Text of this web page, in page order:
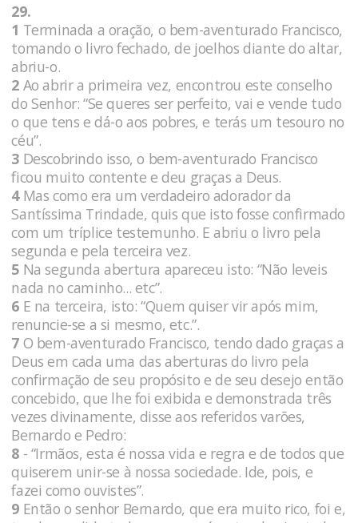
29.
1 Terminada a oração, o bem-aventurado Francisco,
tomando o livro fechado, de joelhos diante do altar,
abriu-o.
2 Ao abrir a primeira vez, encontrou este conselho
do Senhor: “Se queres ser perfeito, vai e vende tudo
o que tens e dá-o aos pobres, e terás um tesouro no
céu”.
3 Descobrindo isso, o bem-aventurado Francisco
ficou muito contente e deu graças a Deus.
4Mas como era um verdadeiro adorador da
Santíssima Trindade, quis que isto fosse confirmado
com um tríplice testemunho. E abriu o livro pela
segunda e pela terceira vez.
5 Na segunda abertura apareceu isto: “Não leveis
nada no caminho... etc”.
6 E na terceira, isto: “Quem quiser vir após mim,
renuncie-se a si mesmo, etc.”.
7 O bem-aventurado Francisco, tendo dado graças a
Deus em cada uma das aberturas do livro pela
confirmação de seu propósito e de seu desejo então
concebido, que lhe foi exibida e demonstrada três
vezes divinamente, disse aos referidos varões,
Bernardo e Pedro:
8 - “Irmãos, esta é nossa vida e regra e de todos que
quiserem unir-se à nossa sociedade. Ide, pois, e
fazei como ouvistes”.
9 Então o senhor Bernardo, que era muito rico, foi e,